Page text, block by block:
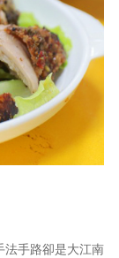
法手路卻是大江南